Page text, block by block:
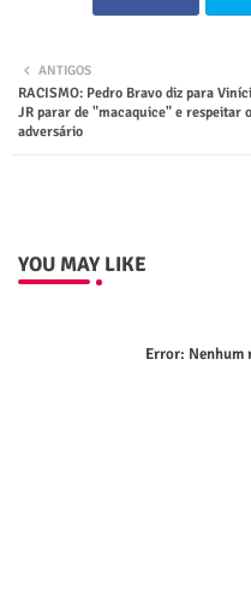
ter
ANTIGOS
RACISMO: Pedro Bravo diz para
JR parar de "macaquice" e respeitar o
adversário
YOU MAY LIKE
Error: Nenhum